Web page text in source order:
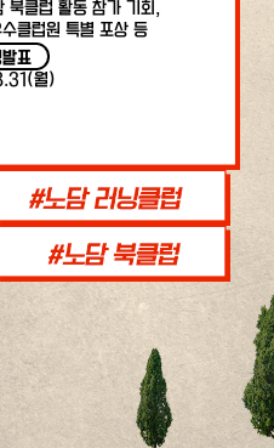
북클럽 활동 참가 기회,
클럽원 특별 포상 등
표
월)